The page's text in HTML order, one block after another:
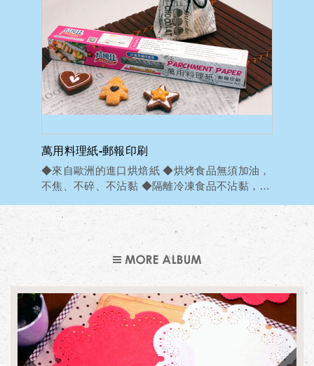
萬用料理紙-郵報印刷
◆來自歐洲的進口烘焙紙 ◆烘烤食品無須加油，
不焦、不碎、不沾黏 ◆隔離冷凍食品不沾黏，
MORE ALBUM